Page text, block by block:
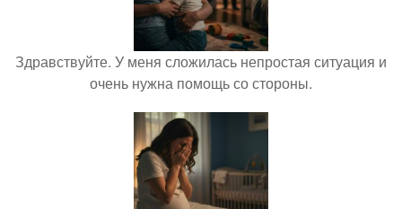
Здравствуйте. У меня сложилась непростая ситуация и
очень нужна помощь со стороны.